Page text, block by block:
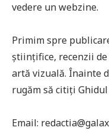
vedere un webzine.
Primim spre
științifice, recenzii
artă vizuală. Înainte
rugăm să citiți
Email: